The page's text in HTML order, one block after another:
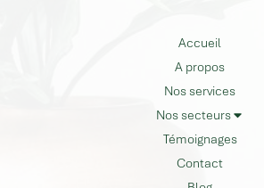
Accueil
A propos
Nos services
Nos secteurs
Témoignages
Contact